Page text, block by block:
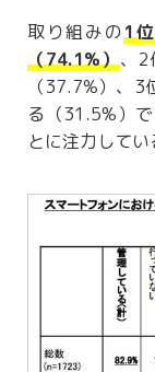
取り組みの1
（74.1%）、2
（37.7%）、3
る（31.5%）
とに注力してい